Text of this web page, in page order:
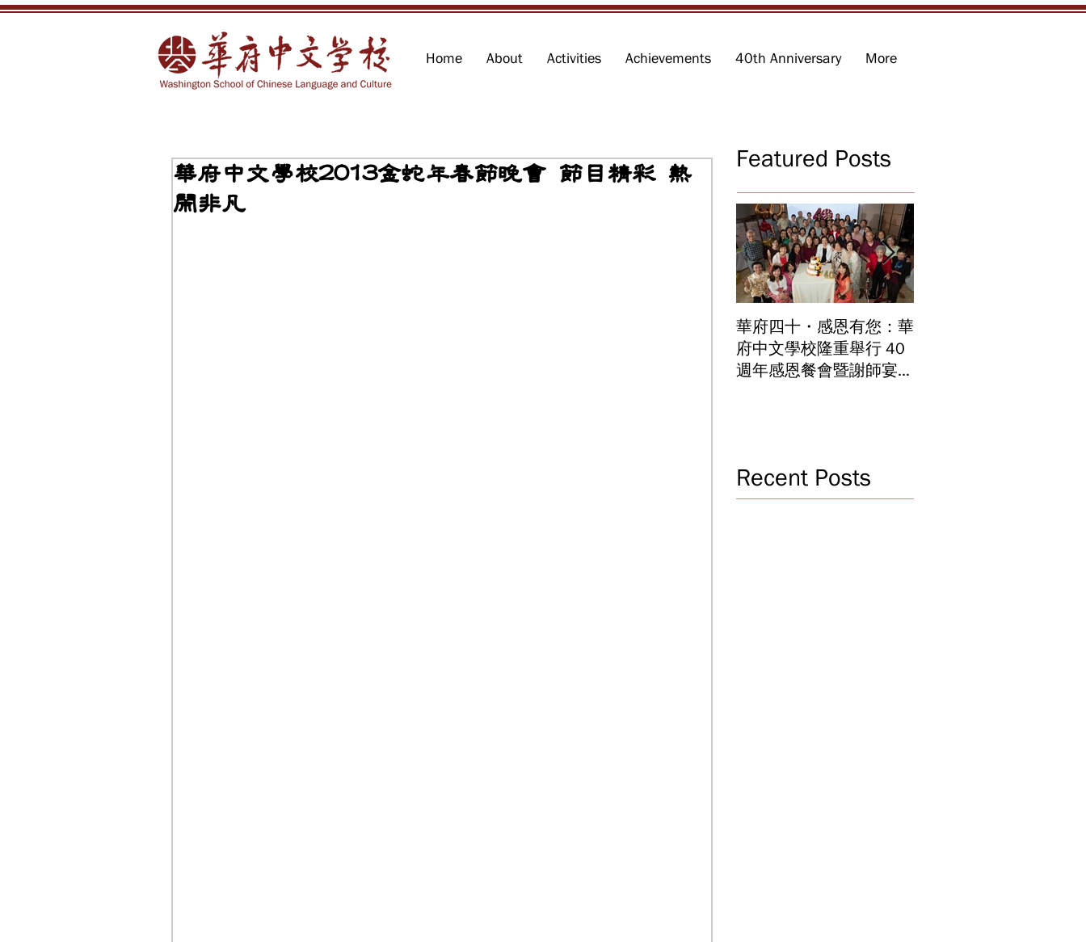
Home About Activities Achievements 40th Anniversary More
華府中文學校2013金蛇年春節晚會 節目精彩 熱
鬧非凡
Featured Posts
華府四十・感恩有您：華
府中文學校隆重舉行 40
週年感恩餐會暨謝師宴
Recent Posts